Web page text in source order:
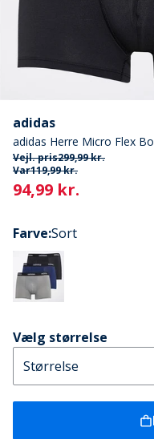
adidas
adidas Herre Micro Flex
Vejl. pris299,99 kr.
Var119,99 kr.
Current
94,99 kr.
Farve:Sort
Vælg størrelse